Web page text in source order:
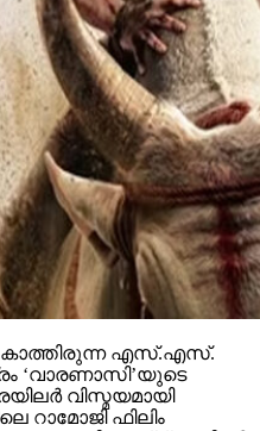
കാത്തിരുന്ന എസ്.എസ്.
‘വാരണാസി’യുടെ
വിസ്മയമായി
റാമോജി ഫിലിം